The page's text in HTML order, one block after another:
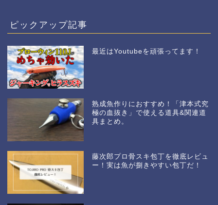
ピックアップ記事
最近はYoutubeを頑張ってます！
熟成魚作りにおすすめ！「津本式究
極の血抜き」で使える道具&関連道
具まとめ。
藤次郎プロ骨スキ包丁を徹底レビュ
ー！実は魚が捌きやすい包丁だ！